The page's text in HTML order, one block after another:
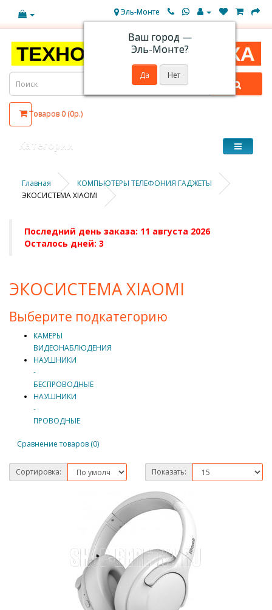
Эль-Монте
Ваш город —
Эль-Монте?
Товаров 0 (0р.)
Категории
Главная
КОМПЬЮТЕРЫ ТЕЛЕФОНИЯ ГАДЖЕТЫ
ЭКОСИСТЕМА XIAOMI
Последний день заказа: 11 августа 2026
Осталось дней: 3
ЭКОСИСТЕМА XIAOMI
Выберите подкатегорию
КАМЕРЫ
ВИДЕОНАБЛЮДЕНИЯ
НАУШНИКИ
-
БЕСПРОВОДНЫЕ
НАУШНИКИ
-
ПРОВОДНЫЕ
Сравнение товаров (0)
Сортировка: Показать: